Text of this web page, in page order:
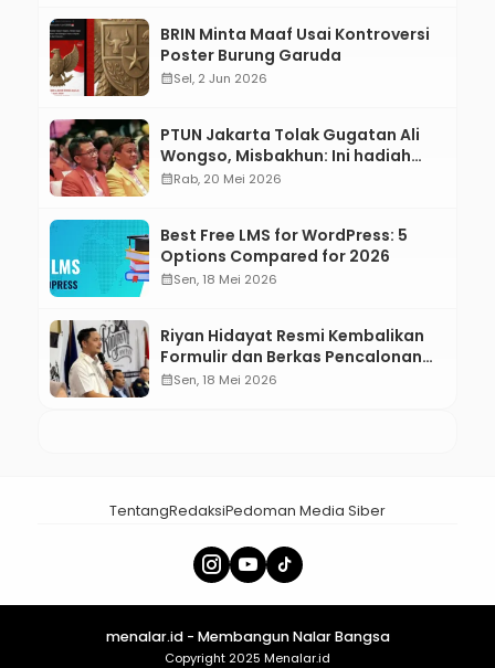
BRIN Minta Maaf Usai Kontroversi
Poster Burung Garuda
calendar_monthSel, 2 Jun 2026
PTUN Jakarta Tolak Gugatan Ali
Wongso, Misbakhun: Ini hadiah
Ulang Tahun Ke-66 SOKSI
calendar_monthRab, 20 Mei 2026
Best Free LMS for WordPress: 5
Options Compared for 2026
calendar_monthSen, 18 Mei 2026
Riyan Hidayat Resmi Kembalikan
Formulir dan Berkas Pencalonan
Ketua Umum BM PAN 2026–2031
calendar_monthSen, 18 Mei 2026
TentangRedaksiPedoman Media Siber
menalar.id - Membangun Nalar Bangsa
Copyright 2025 Menalar.id